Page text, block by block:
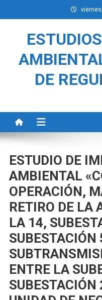
al
DE
ESTUDIO DE
AMBIENTAL
OPERACIÓN,
RETIRO DE LA
LA 14,
SUBESTACIÓN
ENTRE LA
SUBESTACIÓN